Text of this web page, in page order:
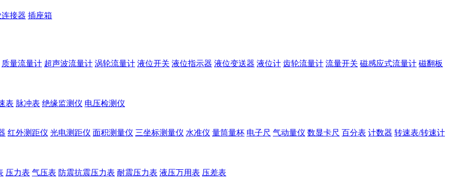
连接器 插座箱
质量流量计 超声波流量计 涡轮流量计 液位开关 液位指示器 液位变送器 液位计 齿轮流量计 流量开关 磁感应式流量计 磁翻板
表 脉冲表 绝缘监测仪 电压检测仪
红外测距仪 光电测距仪 面积测量仪 三坐标测量仪 水准仪 量筒量杯 电子尺 气动量仪 数显卡尺 百分表 计数器 转速表/转速计
压力表 气压表 防震抗震压力表 耐震压力表 液压万用表 压差表